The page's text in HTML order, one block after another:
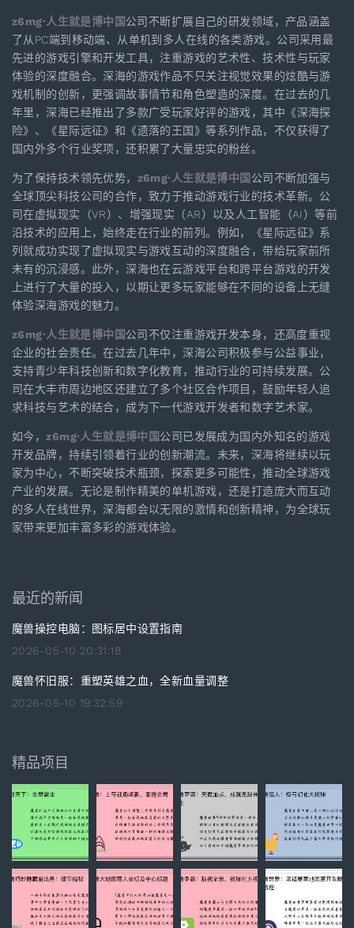
z6mg·人生就是博中国公司不断扩展自己的研发领域，产品涵盖
了从PC端到移动端、从单机到多人在线的各类游戏。公司采用最
先进的游戏引擎和开发工具，注重游戏的艺术性、技术性与玩家
体验的深度融合。深海的游戏作品不只关注视觉效果的炫酷与游
戏机制的创新，更强调故事情节和角色塑造的深度。在过去的几
年里，深海已经推出了多款广受玩家好评的游戏，其中《深海探
险》、《星际远征》和《遗落的王国》等系列作品，不仅获得了
国内外多个行业奖项，还积累了大量忠实的粉丝。
为了保持技术领先优势， z6mg·人生就是博中国 公司不断加强与
全球顶尖科技公司的合作，致力于推动游戏行业的技术革新。公
司在虚拟现实（VR）、增强现实（AR）以及人工智能（AI）等前
沿技术的应用上，始终走在行业的前列。例如，《星际远征》系
列就成功实现了虚拟现实与游戏互动的深度融合，带给玩家前所
未有的沉浸感。此外，深海也在云游戏平台和跨平台游戏的开发
上进行了大量的投入，以期让更多玩家能够在不同的设备上无缝
体验深海游戏的魅力。
z6mg·人生就是博中国公司不仅注重游戏开发本身，还高度重视
企业的社会责任。在过去几年中，深海公司积极参与公益事业，
支持青少年科技创新和数字化教育，推动行业的可持续发展。公
司在大丰市周边地区还建立了多个社区合作项目，鼓励年轻人追
求科技与艺术的结合，成为下一代游戏开发者和数字艺术家。
如今，z6mg·人生就是博中国公司已发展成为国内外知名的游戏
开发品牌，持续引领着行业的创新潮流。未来，深海将继续以玩
家为中心，不断突破技术瓶颈，探索更多可能性，推动全球游戏
产业的发展。无论是制作精美的单机游戏，还是打造庞大而互动
的多人在线世界，深海都会以无限的激情和创新精神，为全球玩
家带来更加丰富多彩的游戏体验。
最近的新闻
魔兽操控电脑：图标居中设置指南
2026-05-10 20:31:18
魔兽怀旧服：重塑英雄之血，全新血量调整
2026-05-10 19:32:59
精品项目